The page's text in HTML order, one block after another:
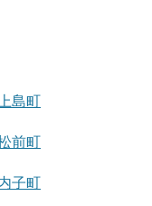
島町
前町
子町